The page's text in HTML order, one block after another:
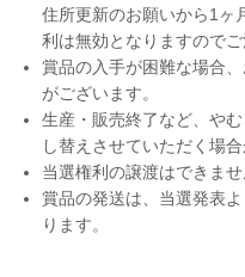
住所更新のお願いから1ヶ
利は無効となりますのでご
賞品の入手が困難な場合
がございます。
生産・販売終了など、や
し替えさせていただく場合
当選権利の譲渡はできませ
賞品の発送は、当選発表
ります。